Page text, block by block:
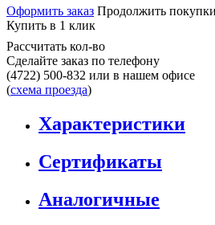
Оформить заказ Продолжить покупки
Купить в 1 клик
Рассчитать кол-во
Сделайте заказ по телефону
(4722) 500-832 или в нашем офисе
(схема проезда)
Характеристики
Сертификаты
Аналогичные